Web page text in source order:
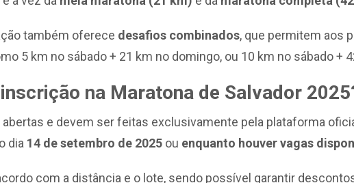
também oferece desafios combinados, que permitem aos
5 km no sábado + 21 km no domingo, ou 10 km no sábado +
na Maratona de Salvador
e devem ser feitas exclusivamente pela plataforma
dia 14 de setembro de 2025 ou enquanto houver vagas
com a distância e o lote, sendo possível garantir